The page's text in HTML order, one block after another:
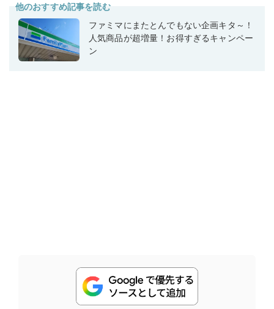
他のおすすめ記事を読む
ファミマにまたとんでもない企画キタ～！
人気商品が超増量！お得すぎるキャンペー
ン